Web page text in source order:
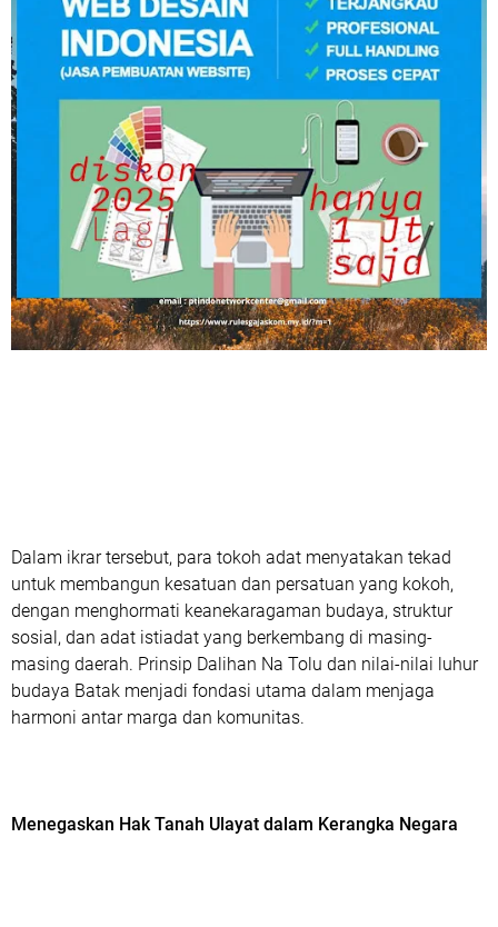
Dalam ikrar tersebut, para tokoh adat menyatakan tekad
untuk membangun kesatuan dan persatuan yang kokoh,
dengan menghormati keanekaragaman budaya, struktur
sosial, dan adat istiadat yang berkembang di masing-
masing daerah. Prinsip Dalihan Na Tolu dan nilai-nilai luhur
budaya Batak menjadi fondasi utama dalam menjaga
harmoni antar marga dan komunitas.
Menegaskan Hak Tanah Ulayat dalam Kerangka Negara